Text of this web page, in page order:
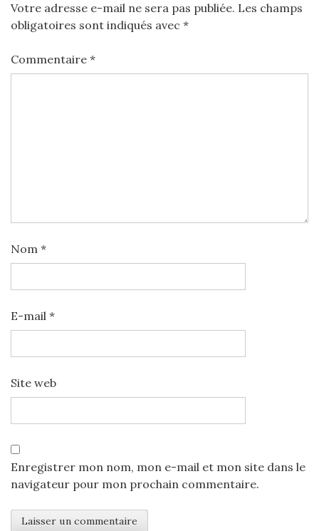
Votre adresse e-mail ne sera pas publiée. Les champs
obligatoires sont indiqués avec *
Commentaire *
Nom *
E-mail *
Site web
Enregistrer mon nom, mon e-mail et mon site dans le
navigateur pour mon prochain commentaire.